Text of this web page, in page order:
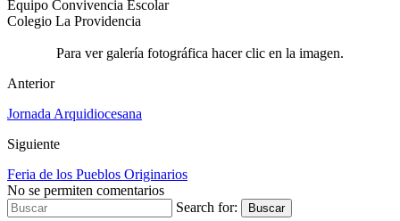
Equipo Convivencia Escolar
Colegio La Providencia
Para ver galería fotográfica hacer clic en la imagen.
Anterior
Jornada Arquidiocesana
Siguiente
Feria de los Pueblos Originarios
No se permiten comentarios
Search for:
Buscar